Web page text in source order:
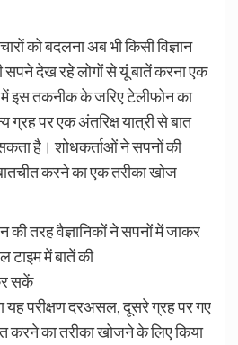
को बदलना अब भी किसी विज्ञान
सपने देख रहे लोगों से यूं बातें करना एक
में इस तकनीक के जरिए टेलीफोन का
पर एक अंतरिक्ष यात्री से बात
है। शोधकर्ताओं ने सपनों की
करने का एक तरीका खोज
सकें
यह परीक्षण दरअसल, दूसरे ग्रह पर गए
करने का तरीका खोजने के लिए किया